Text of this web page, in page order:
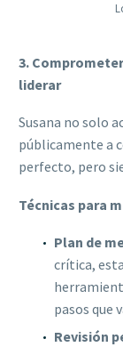
3.
liderar
Susana no solo
públicamente a
perfecto, pero
Técnicas para
Plan de
crítica,
pasos que
Revisión